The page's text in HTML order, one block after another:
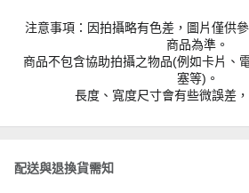
注意事項：因拍攝略有色差，圖片僅供
商品為準。
商品不包含協助拍攝之物品(例如卡片、
塞等)。
長度、寬度尺寸會有些微誤差
配送與退換貨需知